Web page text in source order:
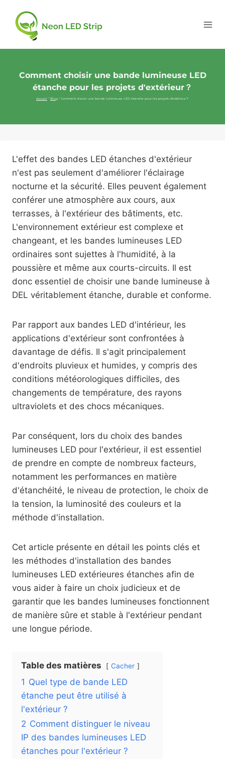
Comment choisir une bande lumineuse LED
étanche pour les projets d'extérieur？
Accueil " Blog " Comment choisir une bande lumineuse LED étanche pour les projets d'extérieur？
L'effet des bandes LED étanches d'extérieur
n'est pas seulement d'améliorer l'éclairage
nocturne et la sécurité. Elles peuvent également
conférer une atmosphère aux cours, aux
terrasses, à l'extérieur des bâtiments, etc.
L'environnement extérieur est complexe et
changeant, et les bandes lumineuses LED
ordinaires sont sujettes à l'humidité, à la
poussière et même aux courts-circuits. Il est
donc essentiel de choisir une bande lumineuse à
DEL véritablement étanche, durable et conforme.
Par rapport aux bandes LED d'intérieur, les
applications d'extérieur sont confrontées à
davantage de défis. Il s'agit principalement
d'endroits pluvieux et humides, y compris des
conditions météorologiques difficiles, des
changements de température, des rayons
ultraviolets et des chocs mécaniques.
Par conséquent, lors du choix des bandes
lumineuses LED pour l'extérieur, il est essentiel
de prendre en compte de nombreux facteurs,
notamment les performances en matière
d'étanchéité, le niveau de protection, le choix de
la tension, la luminosité des couleurs et la
méthode d'installation.
Cet article présente en détail les points clés et
les méthodes d'installation des bandes
lumineuses LED extérieures étanches afin de
vous aider à faire un choix judicieux et de
garantir que les bandes lumineuses fonctionnent
de manière sûre et stable à l'extérieur pendant
une longue période.
Table des matières Cacher
1 Quel type de bande LED
étanche peut être utilisé à
l'extérieur ?
2 Comment distinguer le niveau
IP des bandes lumineuses LED
étanches pour l'extérieur ?